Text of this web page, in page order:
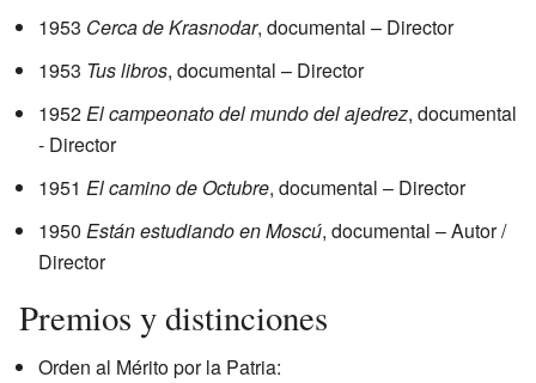
1953 Cerca de Krasnodar, documental – Director
1953 Tus libros, documental – Director
1952El campeonato del mundo del ajedrez, documental
- Director
1951 El camino de Octubre, documental – Director
1950 Están estudiando en Moscú, documental – Autor /
Director
Premios y distinciones
Orden al Mérito por la Patria: